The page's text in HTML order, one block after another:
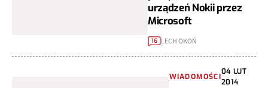
urządzeń Nokii przez
Microsoft
16 LECH OKOŃ
WIADOMOŚCI
04 LUT
2014